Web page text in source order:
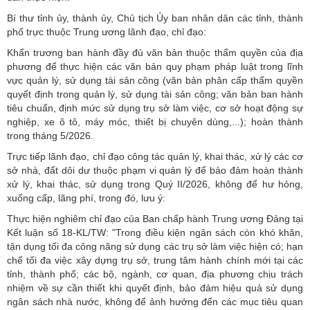
Bí thư tỉnh ủy, thành ủy, Chủ tịch Ủy ban nhân dân các tỉnh, thành
phố trực thuộc Trung ương lãnh đạo, chỉ đạo:
Khẩn trương ban hành đầy đủ văn bản thuộc thẩm quyền của địa
phương để thực hiện các văn bản quy phạm pháp luật trong lĩnh
vực quản lý, sử dụng tài sản công (văn bản phân cấp thẩm quyền
quyết định trong quản lý, sử dụng tài sản công; văn bản ban hành
tiêu chuẩn, định mức sử dụng trụ sở làm việc, cơ sở hoạt động sự
nghiệp, xe ô tô, máy móc, thiết bị chuyên dùng,...); hoàn thành
trong tháng 5/2026.
Trực tiếp lãnh đạo, chỉ đạo công tác quản lý, khai thác, xử lý các cơ
sở nhà, đất dôi dư thuộc phạm vi quản lý để bảo đảm hoàn thành
xử lý, khai thác, sử dụng trong Quý II/2026, không để hư hỏng,
xuống cấp, lãng phí, trong đó, lưu ý:
Thực hiện nghiêm chỉ đạo của Ban chấp hành Trung ương Đảng tại
Kết luận số 18-KL/TW: "Trong điều kiện ngân sách còn khó khăn,
tận dụng tối đa công năng sử dụng các trụ sở làm việc hiện có; hạn
chế tối đa việc xây dựng trụ sở, trung tâm hành chính mới tại các
tỉnh, thành phố; các bộ, ngành, cơ quan, địa phương chịu trách
nhiệm về sự cần thiết khi quyết định, bảo đảm hiệu quả sử dụng
ngân sách nhà nước, không để ảnh hưởng đến các mục tiêu quan